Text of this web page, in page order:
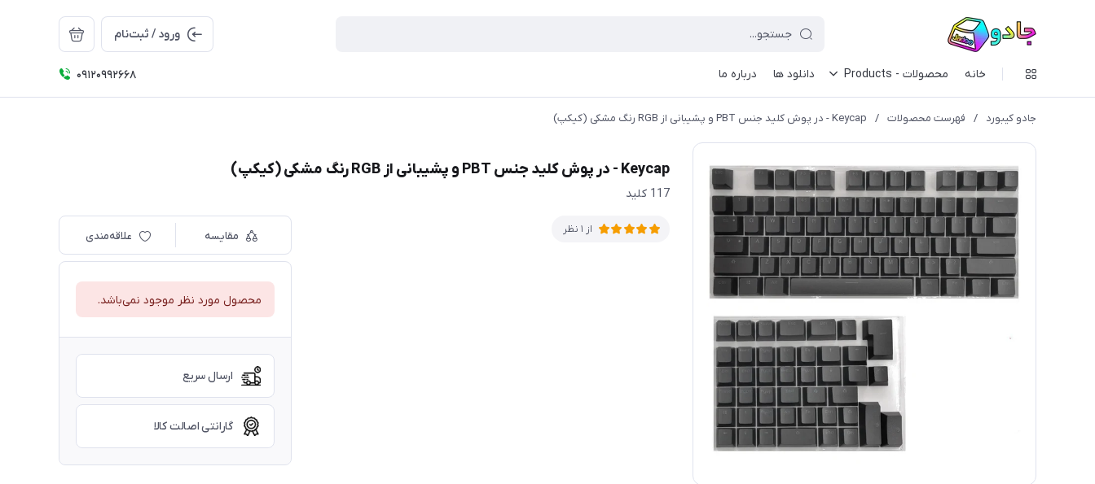
ورود / ثبت‌نام
خانه محصولات - Products دانلود ها درباره ما 09120992668
جادو کیبورد / فهرست محصولات / Keycap - در پوش کلید جنس PBT و پشیبانی از RGB رنگ مشکی (کیکپ)
Keycap - در پوش کلید جنس PBT و پشیبانی از RGB رنگ مشکی (کیکپ)
117 کلید
از 1 نظر مقایسه علاقه‌مندی
محصول مورد نظر موجود نمی‌باشد.
ارسال سریع
گارانتی اصالت کالا